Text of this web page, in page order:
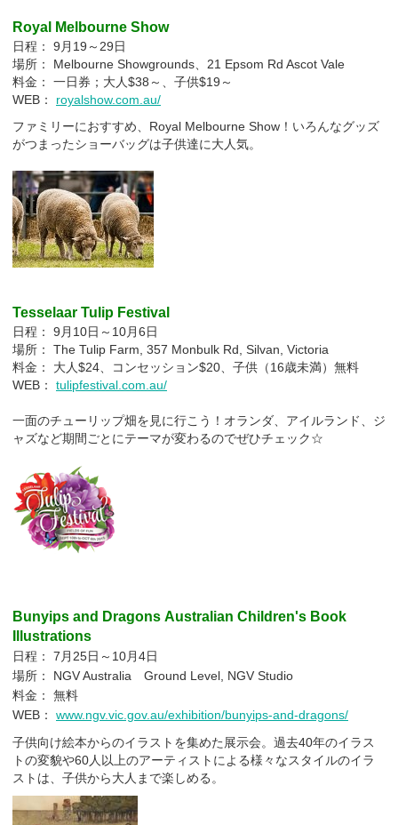
Royal Melbourne Show
日程： 9月19～29日
場所： Melbourne Showgrounds、21 Epsom Rd Ascot Vale
料金： 一日券；大人$38～、子供$19～
WEB： royalshow.com.au/
ファミリーにおすすめ、Royal Melbourne Show！いろんなグッズ
がつまったショーバッグは子供達に大人気。
Tesselaar Tulip Festival
日程： 9月10日～10月6日
場所： The Tulip Farm, 357 Monbulk Rd, Silvan, Victoria
料金： 大人$24、コンセッション$20、子供（16歳未満）無料
WEB： tulipfestival.com.au/
一面のチューリップ畑を見に行こう！オランダ、アイルランド、ジ
ャズなど期間ごとにテーマが変わるのでぜひチェック☆
Bunyips and Dragons Australian Children's Book
Illustrations
日程： 7月25日～10月4日
場所： NGV Australia Ground Level, NGV Studio
料金： 無料
WEB： www.ngv.vic.gov.au/exhibition/bunyips-and-dragons/
子供向け絵本からのイラストを集めた展示会。過去40年のイラス
トの変貌や60人以上のアーティストによる様々なスタイルのイラ
ストは、子供から大人まで楽しめる。